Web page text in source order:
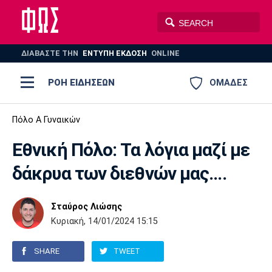
ΔΙΑΒΑΣΤΕ THN ΕΝΤΥΠΗ ΕΚΔΟΣΗ ONLINE
ΟΜΑΔΕΣ
ΡΟΗ ΕΙΔΗΣΕΩΝ
ΠΟΔΟΣΦΑΙΡΟ
ΒΟΛΕΪ
AUTO-MOTO
Ποδόσφαιρο
Super League 1
Super League 2
Γ Εθνική
Ελλάδα
Μπάσκετ
Ελλάδα
Εθνική
EuroLeague
Ολυμπιακοί Αγώνες
Βόλεϊ
Πόλο
Ολυμπιακός ΑΕΚ ΠΑΟΚ
Παναθηναϊκός Ατρόμητος
Πόλο Α Γυναικών
Εθνική Πόλο: Τα λόγια μαζί με
δάκρυα των διεθνών μας....
Σταύρος Λιώσης
Κυριακή, 14/01/2024 15:15
SHARE TWEET